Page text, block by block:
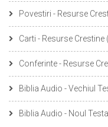
Povestiri - Resurse
Carti - Resurse Crestine
Conferinte - Resurse
Biblia Audio - Vechiul
Biblia Audio - Noul